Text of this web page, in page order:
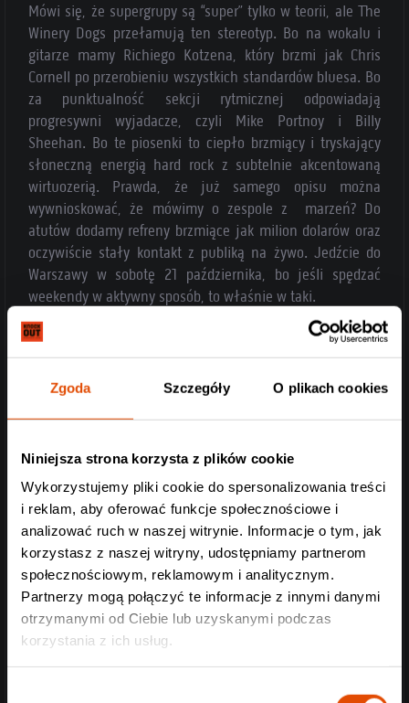
Zgoda Szczegóły O plikach cookies
Niniejsza strona korzysta z plików cookie
Wykorzystujemy pliki cookie do spersonalizowania treści
i reklam, aby oferować funkcje społecznościowe i
analizować ruch w naszej witrynie. Informacje o tym, jak
korzystasz z naszej witryny, udostępniamy partnerom
społecznościowym, reklamowym i analitycznym.
Partnerzy mogą połączyć te informacje z innymi danymi
otrzymanymi od Ciebie lub uzyskanymi podczas
korzystania z ich usług.
Mówi się, że supergrupy są “super” tylko w teorii, ale The
Winery Dogs przełamują ten stereotyp. Bo na wokalu i
gitarze mamy Richiego Kotzena, który brzmi jak Chris
Cornell po przerobieniu wszystkich standardów bluesa. Bo
za punktualność sekcji rytmicznej odpowiadają
progresywni wyjadacze, czyli Mike Portnoy i Billy
Sheehan. Bo te piosenki to ciepło brzmiący i tryskający
słoneczną energią hard rock z subtelnie akcentowaną
wirtuozerią. Prawda, że już samego opisu można
wywnioskować, że mówimy o zespole z marzeń? Do
atutów dodamy refreny brzmiące jak milion dolarów oraz
oczywiście stały kontakt z publiką na żywo. Jedźcie do
Warszawy w sobotę 21 października, bo jeśli spędzać
weekendy w aktywny sposób, to właśnie w taki.